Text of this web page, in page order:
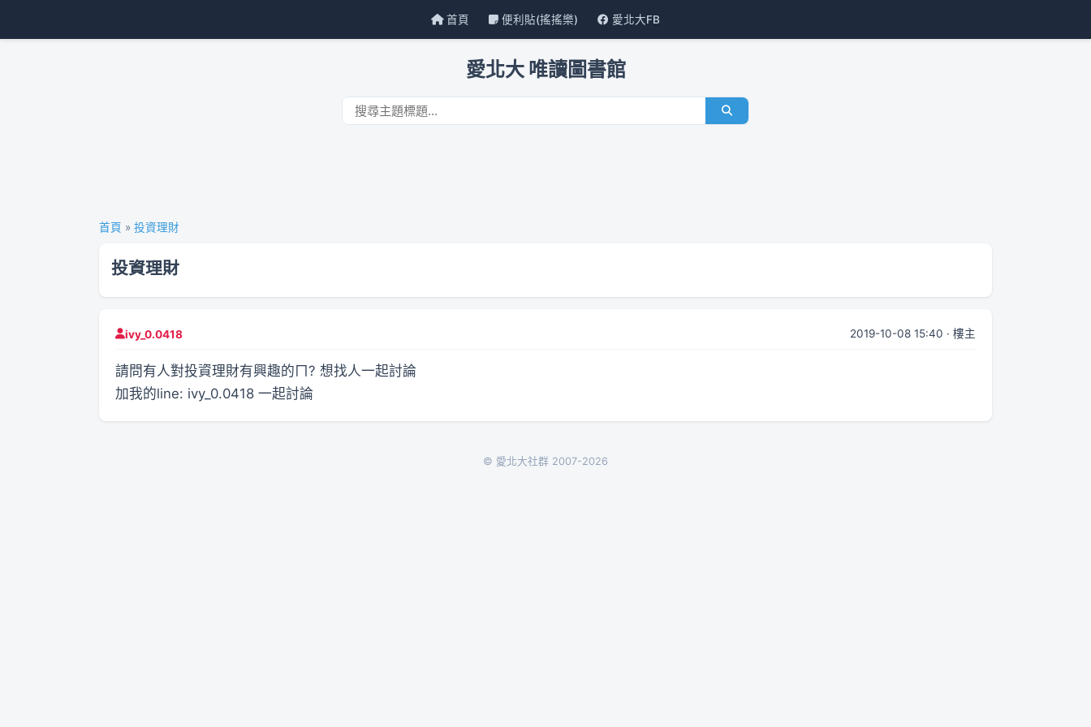
首頁 便利貼(搖搖樂) 愛北大FB
愛北大 唯讀圖書館
首頁 » 投資理財
投資理財
ivy_0.0418 2019-10-08 15:40 · 樓主
請問有人對投資理財有興趣的ㄇ? 想找人一起討論
加我的line: ivy_0.0418 一起討論
© 愛北大社群 2007-2026